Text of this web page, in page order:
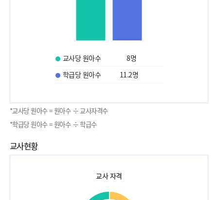
교사당 원아수 8명
학급당 원아수
11.2명
*교사당 원아수 = 원아수 ÷ 교사자격수
*학급당 원아수 = 원아수 ÷ 학급수
교사현황
교사 자격